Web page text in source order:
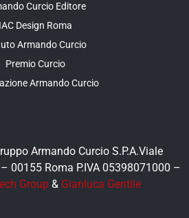
Curcio Editore
IAC Design Roma
Armando Curcio
Premio Curcio
Armando Curcio
Armando Curcio S.P.A.Viale
00155 Roma P.IVA 05398071000 –
Group & Gianluca Gentile